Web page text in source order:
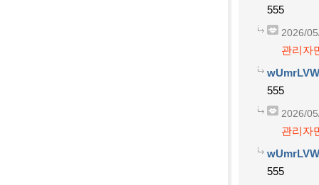
555
2026/
관리자
555
2026/
관리자
555